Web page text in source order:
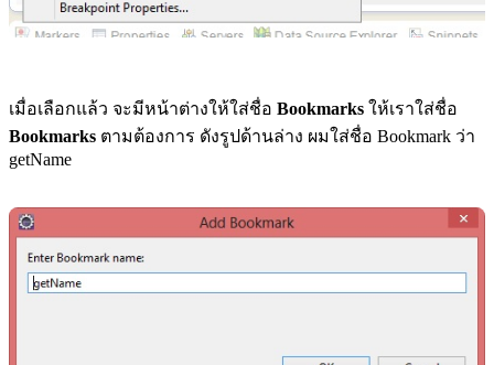
เมื่อเลือกแล้ว จะมีหน้าต่างให้ใส่ชื่อ Bookmarks ให้เราใส่ชื่อ
Bookmarks ตามต้องการ ดังรูปด้านล่าง ผมใส่ชื่อ Bookmark ว่า
getName